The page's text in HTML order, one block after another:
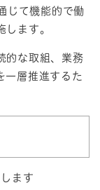
じて機能的で働
ます。
的な取組、業務
一層推進するた
ます